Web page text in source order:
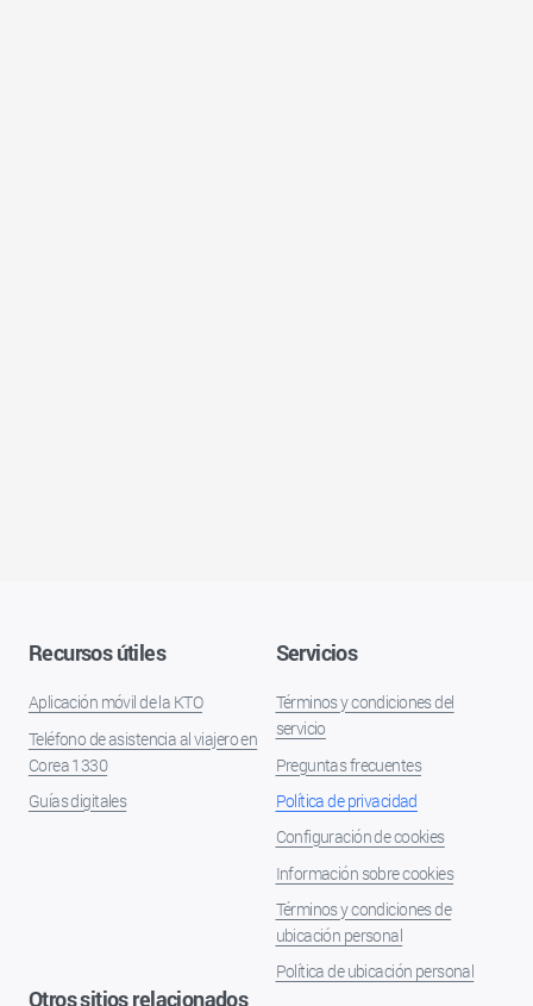
Recursos útiles
Aplicación móvil de la KTO
Teléfono de asistencia al viajero en
Corea 1330
Guías digitales
Servicios
Términos y condiciones del
servicio
Preguntas frecuentes
Política de privacidad
Configuración de cookies
Información sobre cookies
Términos y condiciones de
ubicación personal
Política de ubicación personal
Otros sitios relacionados